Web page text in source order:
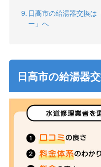
日高市の給湯器交換は
ー」へ
日高市の給湯器